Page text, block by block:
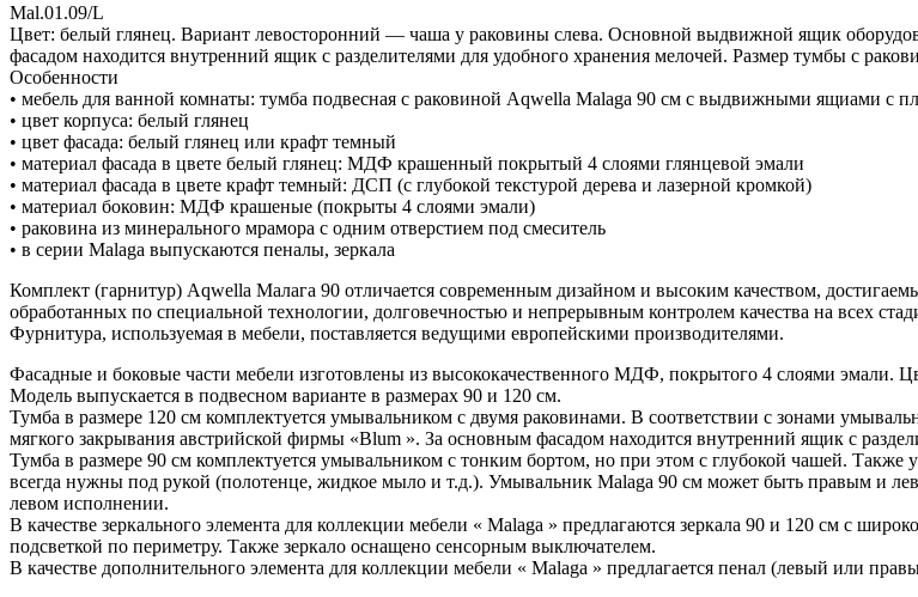
Mal.01.09/L
Цвет: белый глянец. Вариант левосторонний — чаша у раковины слева. Основной выдвижной ящик
фасадом находится внутренний ящик с разделителями для удобного хранения мелочей. Размер тумбы с
Особенности
• мебель для ванной комнаты: тумба подвесная с раковиной Aqwella Malaga 90 см с выдвижными ящиами с
• цвет корпуса: белый глянец
• цвет фасада: белый глянец или крафт темный
• материал фасада в цвете белый глянец: МДФ крашенный покрытый 4 слоями глянцевой эмали
• материал фасада в цвете крафт темный: ДСП (с глубокой текстурой дерева и лазерной кромкой)
• материал боковин: МДФ крашеные (покрыты 4 слоями эмали)
• раковина из минерального мрамора с одним отверстием под смеситель
• в серии Malaga выпускаются пеналы, зеркала
Комплект (гарнитур) Aqwella Малага 90 отличается современным дизайном и высоким качеством,
обработанных по специальной технологии, долговечностью и непрерывным контролем качества на всех
Фурнитура, используемая в мебели, поставляется ведущими европейскими производителями.
Фасадные и боковые части мебели изготовлены из высококачественного МДФ, покрытого 4 слоями эмали.
Модель выпускается в подвесном варианте в размерах 90 и 120 см.
Тумба в размере 120 см комплектуется умывальником с двумя раковинами. В соответствии с зонами
мягкого закрывания австрийской фирмы «Blum ». За основным фасадом находится внутренний ящик с
Тумба в размере 90 см комплектуется умывальником с тонким бортом, но при этом с глубокой чашей.
всегда нужны под рукой (полотенце, жидкое мыло и т.д.). Умывальник Malaga 90 см может быть правым и
левом исполнении.
В качестве зеркального элемента для коллекции мебели « Malaga » предлагаются зеркала 90 и 120 см с
подсветкой по периметру. Также зеркало оснащено сенсорным выключателем.
В качестве дополнительного элемента для коллекции мебели « Malaga » предлагается пенал (левый или